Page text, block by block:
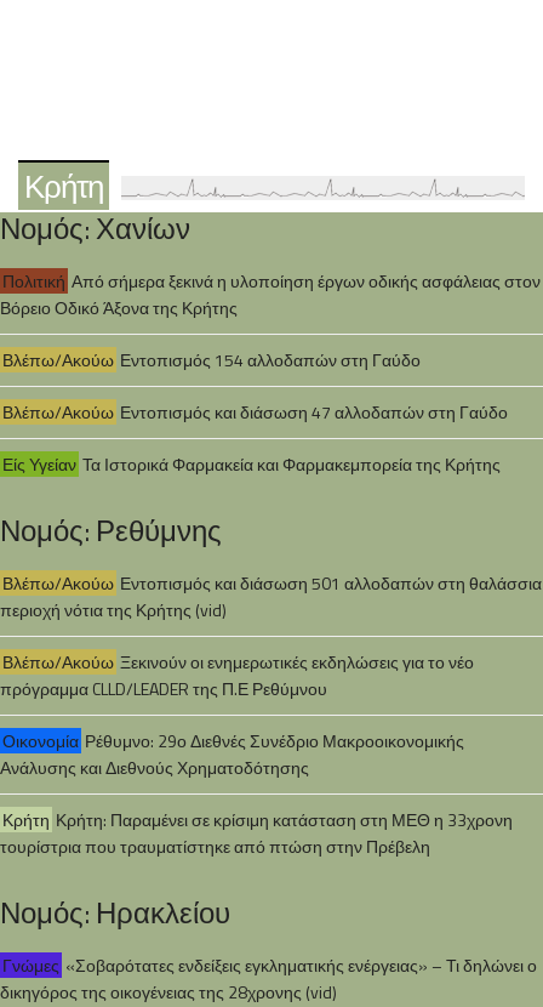
Κρήτη
Νομός: Χανίων
Πολιτική Από σήμερα ξεκινά η υλοποίηση έργων οδικής ασφάλειας στον
Βόρειο Οδικό Άξονα της Κρήτης
Βλέπω/Ακούω Εντοπισμός 154 αλλοδαπών στη Γαύδο
Βλέπω/Ακούω Εντοπισμός και διάσωση 47 αλλοδαπών στη Γαύδο
Είς Υγείαν Τα Ιστορικά Φαρμακεία και Φαρμακεμπορεία της Κρήτης
Νομός: Ρεθύμνης
Βλέπω/Ακούω Εντοπισμός και διάσωση 501 αλλοδαπών στη θαλάσσια
περιοχή νότια της Κρήτης (vid)
Βλέπω/Ακούω Ξεκινούν οι ενημερωτικές εκδηλώσεις για το νέο
πρόγραμμα CLLD/LEADER της Π.Ε Ρεθύμνου
Οικονομία Ρέθυμνο: 29ο Διεθνές Συνέδριο Μακροοικονομικής
Ανάλυσης και Διεθνούς Χρηματοδότησης
Κρήτη Κρήτη: Παραμένει σε κρίσιμη κατάσταση στη ΜΕΘ η 33χρονη
τουρίστρια που τραυματίστηκε από πτώση στην Πρέβελη
Νομός: Ηρακλείου
Γνώμες «Σοβαρότατες ενδείξεις εγκληματικής ενέργειας» – Τι δηλώνει ο
δικηγόρος της οικογένειας της 28χρονης (vid)